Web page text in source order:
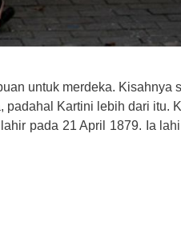
untuk merdeka. Kisahnya
padahal Kartini lebih dari itu.
pada 21 April 1879. Ia